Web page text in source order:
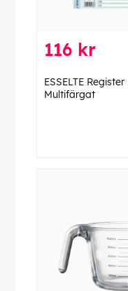
116 kr
ESSELTE
Multifärgat